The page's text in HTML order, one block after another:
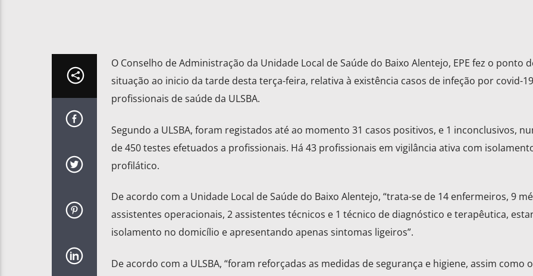
O Conselho de Administração da Unidade Local de Saúde do Baixo Alentejo, EPE fez o ponto
situação ao inicio da tarde desta terça-feira, relativa à existência casos de infeção por covid-
profissionais de saúde da ULSBA.
Segundo a ULSBA, foram registados até ao momento 31 casos positivos, e 1 inconclusivos,
de 450 testes efetuados a profissionais. Há 43 profissionais em vigilância ativa com
profilático.
De acordo com a Unidade Local de Saúde do Baixo Alentejo, “trata-se de 14 enfermeiros, 9
assistentes operacionais, 2 assistentes técnicos e 1 técnico de diagnóstico e terapêutica,
isolamento no domicílio e apresentando apenas sintomas ligeiros”.
De acordo com a ULSBA, “foram reforçadas as medidas de segurança e higiene, assim como o